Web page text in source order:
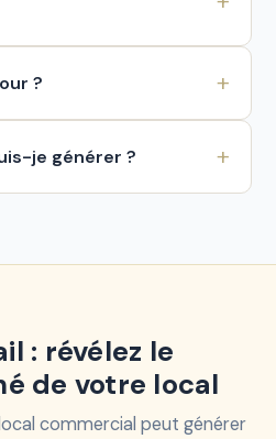
?
je générer ?
: révélez le
de votre local
commercial peut générer